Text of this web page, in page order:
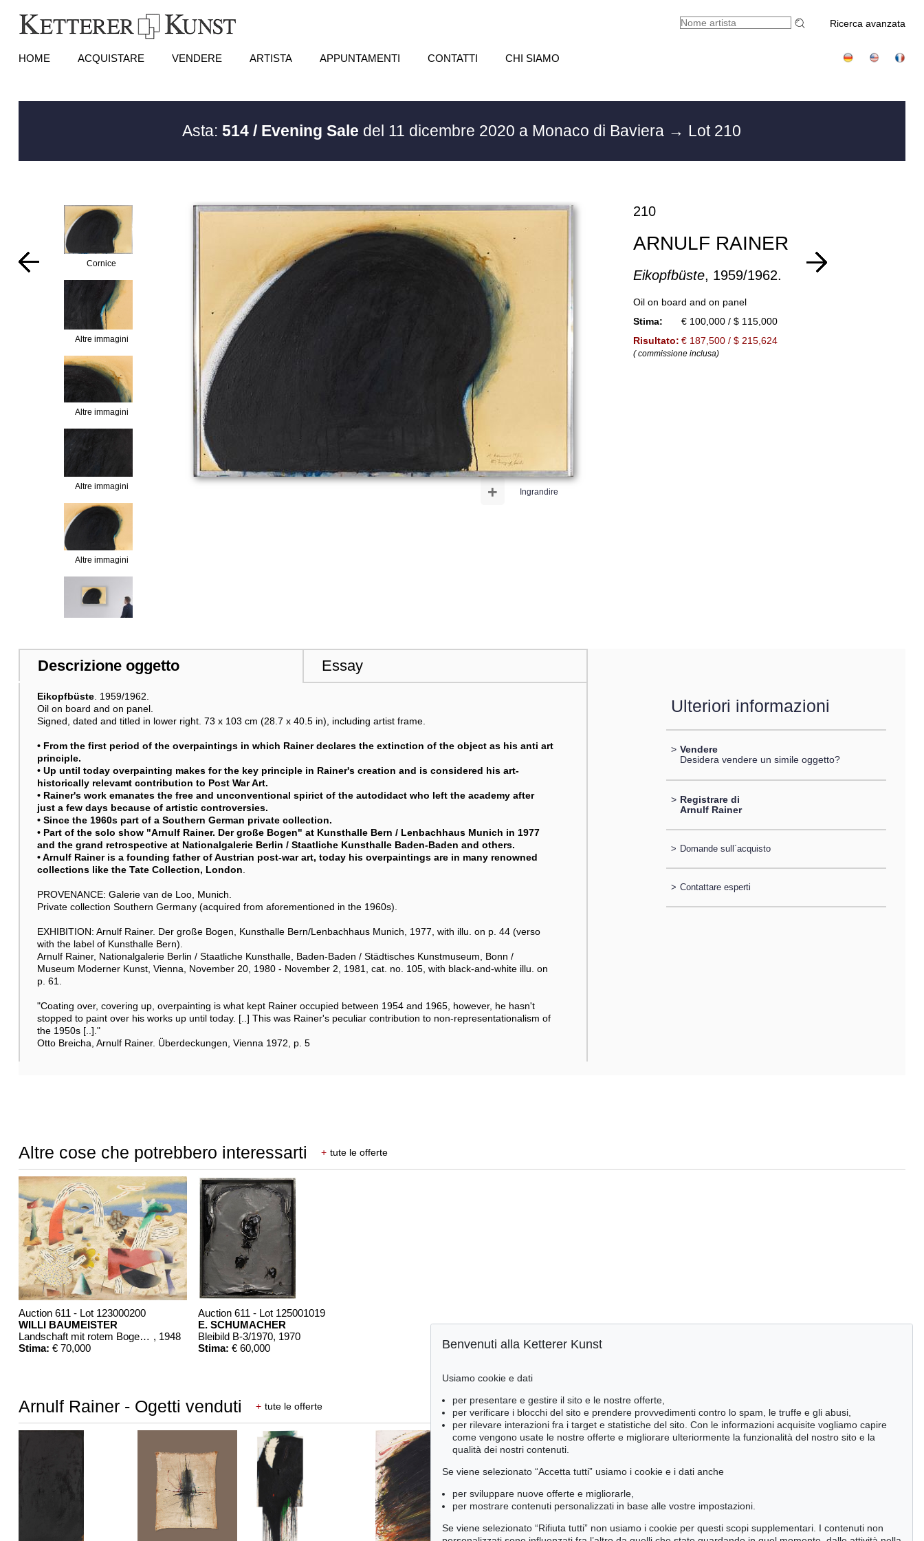
Ricerca avanzata
HOME ACQUISTARE VENDERE ARTISTA APPUNTAMENTI CONTATTI CHI SIAMO
Asta:514 / Evening Sale del 11 dicembre 2020 a Monaco di Baviera → Lot 210
Cornice
Altre immagini
Altre immagini
Altre immagini
Altre immagini
Raumbeispiel
Ingrandire
+
210
ARNULF RAINER
Eikopfbüste, 1959/1962.
Oil on board and on panel
Stima:
€ 100,000 / $ 115,000
Risultato: € 187,500 / $ 215,624
( commissione inclusa)
Descrizione oggetto Essay
Eikopfbüste. 1959/1962.
Oil on board and on panel.
Signed, dated and titled in lower right. 73 x 103 cm (28.7 x 40.5 in), including artist frame.
• From the first period of the overpaintings in which Rainer declares the extinction of the object as his anti art
principle.
• Up until today overpainting makes for the key principle in Rainer's creation and is considered his art-
historically relevamt contribution to Post War Art.
• Rainer's work emanates the free and unconventional spirict of the autodidact who left the academy after
just a few days because of artistic controversies.
• Since the 1960s part of a Southern German private collection.
• Part of the solo show "Arnulf Rainer. Der große Bogen" at Kunsthalle Bern / Lenbachhaus Munich in 1977
and the grand retrospective at Nationalgalerie Berlin / Staatliche Kunsthalle Baden-Baden and others.
• Arnulf Rainer is a founding father of Austrian post-war art, today his overpaintings are in many renowned
collections like the Tate Collection, London
PROVENANCE: Galerie van de Loo, Munich.
Private collection Southern Germany (acquired from aforementioned in the 1960s).
EXHIBITION: Arnulf Rainer. Der große Bogen, Kunsthalle Bern/Lenbachhaus Munich, 1977, with illu. on p. 44 (verso
with the label of Kunsthalle Bern).
Arnulf Rainer, Nationalgalerie Berlin / Staatliche Kunsthalle, Baden-Baden / Städtisches Kunstmuseum, Bonn /
Museum Moderner Kunst, Vienna, November 20, 1980 - November 2, 1981, cat. no. 105, with black-and-white illu. on
p. 61.
"Coating over, covering up, overpainting is what kept Rainer occupied between 1954 and 1965, however, he hasn't
stopped to paint over his works up until today. [..] This was Rainer's peculiar contribution to non-representationalism of
the 1950s [..]."
Otto Breicha, Arnulf Rainer. Überdeckungen, Vienna 1972, p. 5
Ulteriori informazioni
> Vendere
Desidera vendere un simile oggetto?
> Registrare di
Arnulf Rainer
> Domande sull´acquisto
> Contattare esperti
Altre cose che potrebbero interessarti + tute le offerte
Auction 611 - Lot 123000200
WILLI BAUMEISTER
Landschaft mit rotem Bogen (Sommerfest) , 1948
Stima: € 70,000
Auction 611 - Lot 125001019
E. SCHUMACHER
Bleibild B-3/1970, 1970
Stima: € 60,000
Arnulf Rainer - Ogetti venduti + tute le offerte
Benvenuti alla Ketterer Kunst
Usiamo cookie e dati
per presentare e gestire il sito e le nostre offerte,
per verificare i blocchi del sito e prendere provvedimenti contro lo spam, le truffe e gli abusi,
per rilevare interazioni fra i target e statistiche del sito. Con le informazioni acquisite vogliamo capire
come vengono usate le nostre offerte e migliorare ulteriormente la funzionalità del nostro sito e la
qualità dei nostri contenuti.
Se viene selezionato “Accetta tutti” usiamo i cookie e i dati anche
per sviluppare nuove offerte e migliorarle,
per mostrare contenuti personalizzati in base alle vostre impostazioni.
Se viene selezionato “Rifiuta tutti” non usiamo i cookie per questi scopi supplementari. I contenuti non